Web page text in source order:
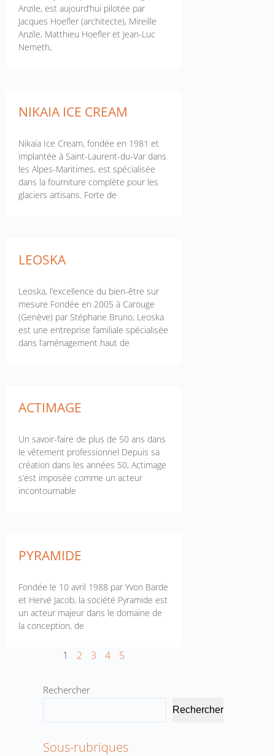
Anzile, est aujourd’hui pilotée par
Jacques Hoefler (architecte), Mireille
Anzile, Matthieu Hoefler et Jean-Luc
Nemeth,
NIKAIA ICE CREAM
Nikaia Ice Cream, fondée en 1981 et
implantée à Saint-Laurent-du-Var dans
les Alpes-Maritimes, est spécialisée
dans la fourniture complète pour les
glaciers artisans. Forte de
LEOSKA
Leoska, l’excellence du bien-être sur
mesure Fondée en 2005 à Carouge
(Genève) par Stéphane Bruno, Leoska
est une entreprise familiale spécialisée
dans l’aménagement haut de
ACTIMAGE
Un savoir-faire de plus de 50 ans dans
le vêtement professionnel Depuis sa
création dans les années 50, Actimage
s’est imposée comme un acteur
incontournable
PYRAMIDE
Fondée le 10 avril 1988 par Yvon Barde
et Hervé Jacob, la société Pyramide est
un acteur majeur dans le domaine de
la conception, de
1 2 3 4 5
Rechercher
Rechercher
Sous-rubriques